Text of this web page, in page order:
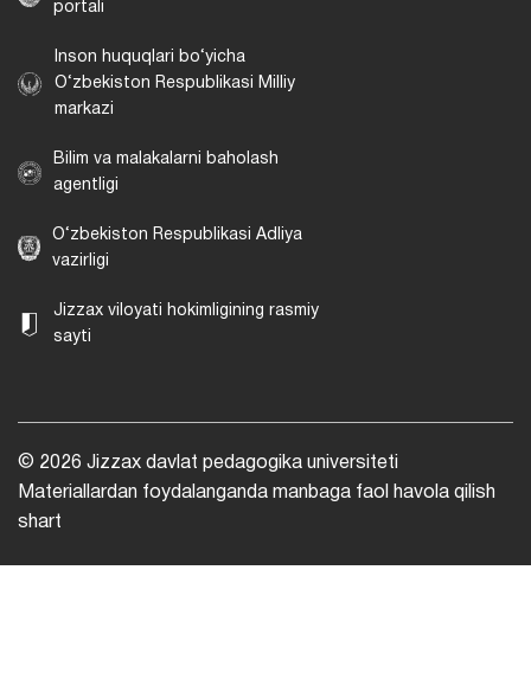
portali
Inson huquqlari bo‘yicha
O‘zbekiston Respublikasi Milliy
markazi
Bilim va malakalarni baholash
agentligi
O‘zbekiston Respublikasi Adliya
vazirligi
Jizzax viloyati hokimligining rasmiy
sayti
© 2026 Jizzax davlat pedagogika universiteti
Materiallardan foydalanganda manbaga faol havola qilish
shart